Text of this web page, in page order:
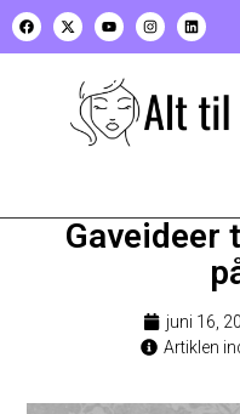
Gaveideer
juni 16,
Artiklen